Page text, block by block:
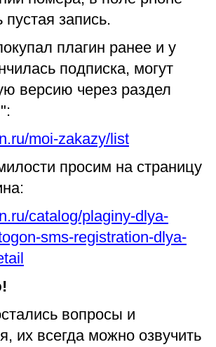
пустая запись.
плагин ранее и у
подписка, могут
версию через раздел
moi-zakazy/list
просим на страницу
catalog/plaginy-dlya-
sms-registration-dlya-
вопросы и
их всегда можно озвучить